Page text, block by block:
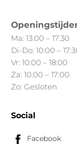
de
productpagina
Ma: 13:00 – 17:30
Di-Do: 10:00 –
Vr: 10:00 – 18:00
Za: 10:00 – 17:00
Zo: Gesloten
Social
Facebook